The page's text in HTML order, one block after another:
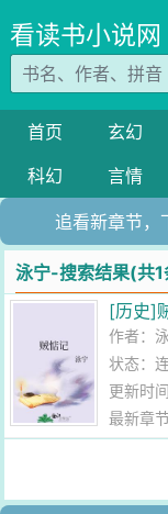
看读书小说网
首页 玄幻
科幻
言情
追看新章节，
泳宁-搜索结果(共1
[历史]
作者：
状态：
更新时
最新章节